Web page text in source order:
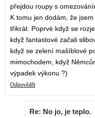
přejdou roupy s
K tomu jen dodám, že
třikrát. Poprvé když se
když fantastové začali
když se zelení mašíblové
mimochodem, když
výpadek výkonu ?)
Odpovědět
Re: No jo, je teplo.